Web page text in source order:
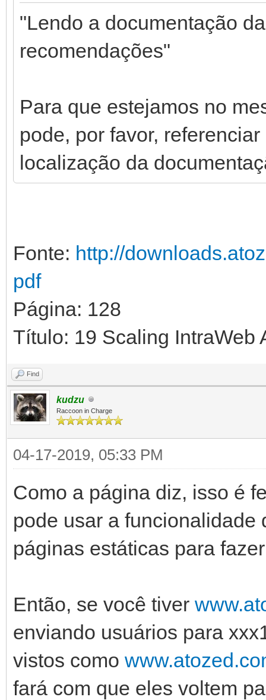
"Lendo a documentação
recomendações"
Para que estejamos no
pode, por favor,
localização da
Fonte: http://
pdf
Página: 128
Título: 19 Scaling IntraWeb
Find
kudzu
Raccoon in Charge
04-17-2019, 05:33 PM
Como a página diz, isso é
pode usar a funcionalidade
páginas estáticas para
Então, se você tiver
enviando usuários para
vistos como
fará com que eles voltem